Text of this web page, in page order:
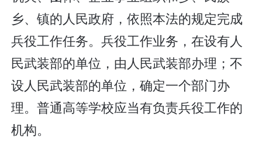
乡、镇的人民政府，依照本法的规定完成
兵役工作任务。兵役工作业务，在设有人
民武装部的单位，由人民武装部办理；不
设人民武装部的单位，确定一个部门办
理。普通高等学校应当有负责兵役工作的
机构。